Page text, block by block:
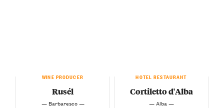
WINE PRODUCER
Rusél
— Barbaresco —
HOTEL RESTAURANT
Cortiletto d'Alba
— Alba —